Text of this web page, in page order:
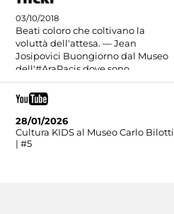
03/10/2018
Beati coloro che coltivano la
voluttà dell'attesa. — Jean
Josipovici Buongiorno dal Museo
dell'#AraPacis dove sono
28/01/2026
Cultura KIDS al Museo Carlo Bilotti
| #5